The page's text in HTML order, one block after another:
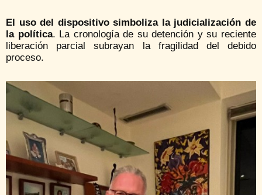
El uso del dispositivo simboliza la judicialización de
la política. La cronología de su detención y su reciente
liberación parcial subrayan la fragilidad del debido
proceso.